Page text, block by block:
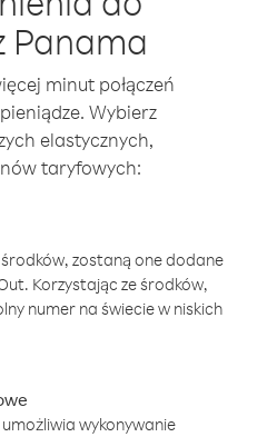
Panama
minut połączeń
Wybierz
elastycznych,
taryfowych:
zostaną one dodane
Korzystając ze środków,
numer na świecie w niskich
wykonywanie